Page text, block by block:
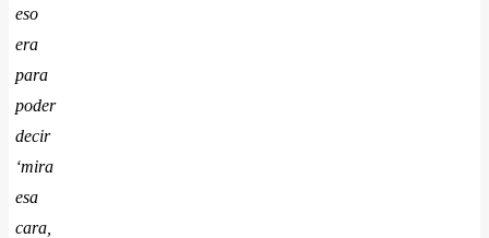
eso
era
para
poder
decir
‘mira
esa
cara,